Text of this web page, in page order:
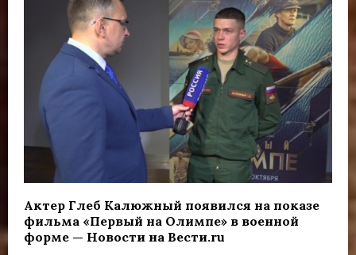
Актер Глеб Калюжный появился на показе
фильма «Первый на Олимпе» в военной
форме — Новости на Вести.ru